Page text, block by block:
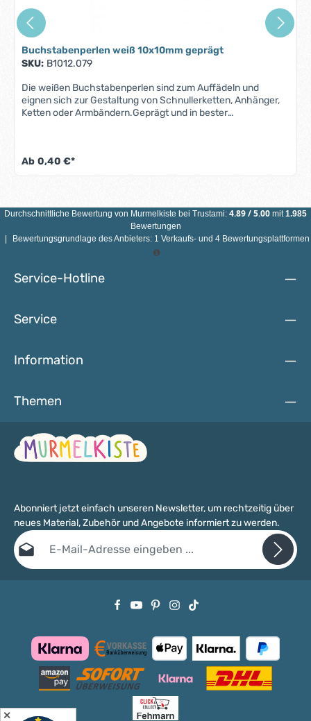
Buchstabenperlen weiß 10x10mm geprägt
SKU: B1012.079
Die weißen Buchstabenperlen sind zum Auffädeln und
eignen sich zur Gestaltung von Schnullerketten, Anhänger,
Ketten oder Armbändern.Geprägt und in bester
Bedeutet, dass sich die Schrift der Buchstabenperlen mit
der Zeit abnutzt. Das ist nicht weiter tragisch, sieht dann
BUCHSTABENPERLEN NICHT FÜR KINDER UNTER 3 JAHREN
Ab 0,40 €*
Durchschnittliche Bewertung von Murmelkiste bei Trustami: 4.89/5.00 mit1.985
Bewertungen
Bewertungsgrundlage des Anbieters: 1 Verkaufs- und 4 Bewertungsplattformen
Service-Hotline
Service
Information
Themen
Abonniert jetzt einfach unseren Newsletter, um rechtzeitig über
neues Material, Zubehör und Angebote informiert zu werden.
E-Mail-Adresse*
Datenschutzbestimmungenzur Kenntnis genommen
✕